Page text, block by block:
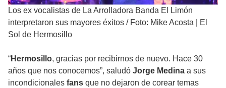
Los ex vocalistas de La Arrolladora Banda El Limón
interpretaron sus mayores éxitos / Foto: Mike Acosta | El
Sol de Hermosillo
“Hermosillo, gracias por recibirnos de nuevo. Hace 30
años que nos conocemos”, saludó Jorge Medina a sus
incondicionales fans que no dejaron de corear temas